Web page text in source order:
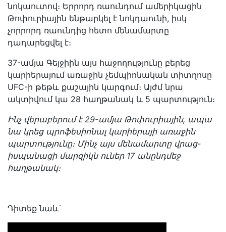
նոկաուտով։ Երրորդ ռաունդում ամերիկացին
Թոփուրիային ենթարկել է նոկդաունի, իսկ
չորրորդ ռաունդից հետո մենամարտը
դադարեցվել է։
37-ամյա Գեյջիին այս հաջողությունը բերեց
կարիերայում առաջին չեմպիոնական տիտղոսը
UFC-ի թեթև քաշային կարգում։ Այժմ նրա
ակտիվում կա 28 հաղթանակ և 5 պարտություն։
Ինչ վերաբերում է 29-ամյա Թոփուրիային, ապա
նա կրեց պրոֆեսիոնալ կարիերայի առաջին
պարտությունը։ Մինչ այս մենամարտը վրաց-
իսպանացի մարզիկն ուներ 17 անընդմեջ
հաղթանակ։
Դիտեք նաև՝